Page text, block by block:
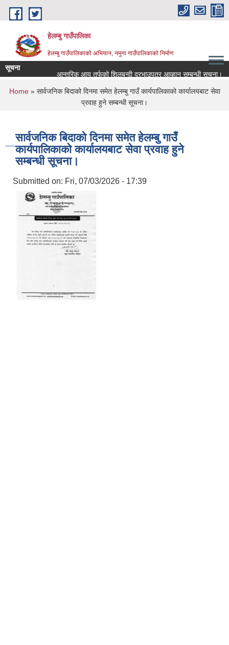
Skip to main content
हेलम्बु गाउँपालिका
हेलम्बु गाउँपालिकाको अभियान, नमुना गाउँपालिकाको निर्माण
सूचना
आन्तरिक आय तर्फको शिलबन्दी दरभाउपत्र आव्हान सम्बन्धी सूचना।
You are here
Home» सार्वजनिक बिदाको दिनमा समेत हेलम्बु गाउँ कार्यपालिकाको कार्यालयबाट सेवा
प्रवाह हुने सम्बन्धी सूचना।
सार्वजनिक बिदाको दिनमा समेत हेलम्बु गाउँ
कार्यपालिकाको कार्यालयबाट सेवा प्रवाह हुने
सम्बन्धी सूचना।
Submitted on: Fri, 07/03/2026 - 17:39